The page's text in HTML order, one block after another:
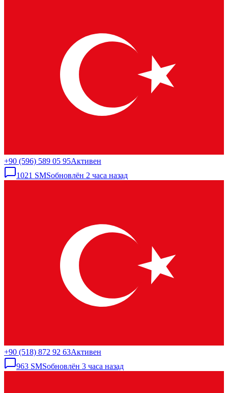
+90 (596) 589 05 95Активен
1021 SMSобновлён 2 часа назад
+90 (518) 872 92 63Активен
963 SMSобновлён 3 часа назад